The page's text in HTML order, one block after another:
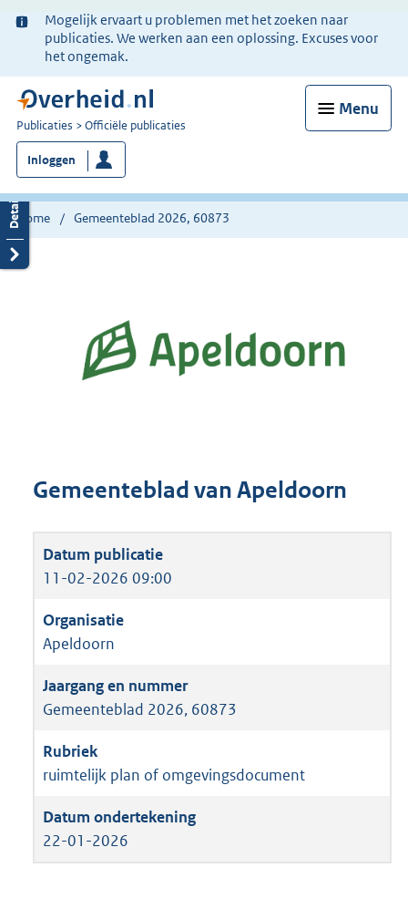
Ter
informatie:
Mogelijk ervaart u problemen met het zoeken naar
publicaties. We werken aan een oplossing. Excuses voor
het ongemak.
Menu
U
bent
nu
hier:
Publicaties Officiële publicaties
Inloggen
Home Gemeenteblad 2026, 60873
Gemeenteblad van Apeldoorn
11-02-2026 09:00
Apeldoorn
Gemeenteblad 2026, 60873
ruimtelijk plan of omgevingsdocument
22-01-2026